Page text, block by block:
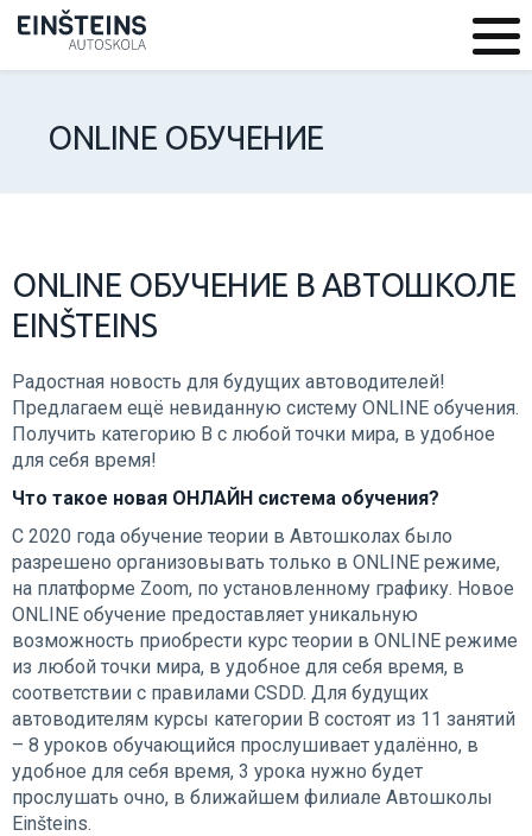
ОNLINE ОБУЧЕНИЕ
ОNLINE ОБУЧЕНИЕ В АВТОШКОЛЕ
EINŠTEINS
Радостная новость для будущих автоводителей!
Предлагаем ещё невиданную систему ONLINE обучения.
Получить категорию В с любой точки мира, в удобное
для себя время!
Что такое новая ОНЛАЙН система обучения?
С 2020 года обучение теории в Автошколах было
разрешено организовывать только в ОNLINE режиме,
на платформе Zoom, по установленному графику. Новое
ОNLINE обучение предоставляет уникальную
возможность приобрести курс теории в ONLINE режиме
из любой точки мира, в удобное для себя время, в
соответствии с правилами CSDD. Для будущих
автоводителям курсы категории В состоят из 11 занятий
– 8 уроков обучающийся прослушивает удалённо, в
удобное для себя время, 3 урока нужно будет
прослушать очно, в ближайшем филиале Автошколы
Einšteins.